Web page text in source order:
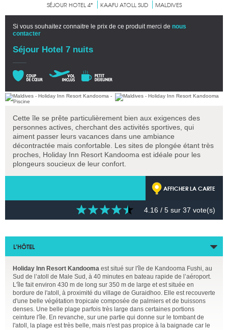
SÉJOUR HOTEL 4* KAAFU ATOLL SUD MALDIVES
Si vous souhaitez connaitre le prix de ce produit merci de nous
contacter
Séjour Hotel 7 nuits
Cette île se prête particulièrement bien aux exigences des
personnes actives, cherchant des activités sportives, qui
aiment passer leurs vacances dans une ambiance
décontractée mais confortable. Les sites de plongée étant très
proches, Holiday Inn Resort Kandooma est idéale pour les
plongeurs soucieux de leur confort.
AFFICHER LA CARTE
4.16 / 5 sur 37 vote(s)
L’HÔTEL
Holiday Inn Resort Kandooma est situé sur l'île de Kandooma Fushi, au
Sud de l’atoll de Male Sud, à 40 minutes en bateau rapide de l’aéroport.
L'île fait environ 430 m de long sur 350 m de large et est située en
bordure de l'atoll, à proximité du village de Guraidhoo. Elle est recouverte
d'une belle végétation tropicale composée de palmiers et de buissons
denses. Une belle plage parfois très large dans certaines portions
ceinture l'île. En revanche, sur une partie qui donne sur le tombant de
l'atoll, la plage est très belle, mais n'est pas propice à la baignade car le